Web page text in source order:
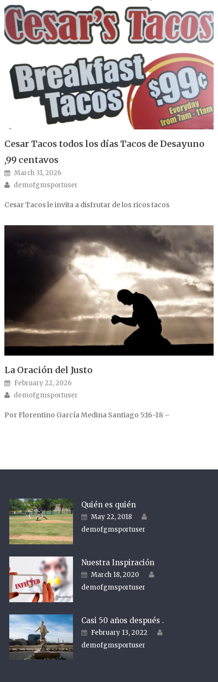
Cesar Tacos todos los días Tacos de Desayuno
,99 centavos
Posted on
March 31, 2026
Author
demofgmsportuser
Cesar Tacos le invita a disfrutar de los ricos tacos
La Oración del Justo
Posted on
February 22, 2026
Author
demofgmsportuser
Por Florentino García Medina Santiago 5:16-18 –
Quién es quién
Posted on
May 22, 2018
demofgmsportuser
Nuestra Inspiración
Posted on
March 18, 2020
demofgmsportuser
Casi 50 años después .
Posted on
February 13, 2022
demofgmsportuser